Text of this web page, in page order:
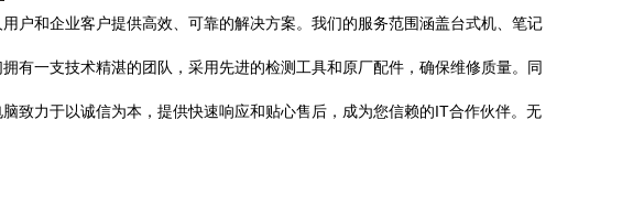
户和企业客户提供高效、可靠的解决方案。我们的服务范围涵盖台式机、笔记
有一支技术精湛的团队，采用先进的检测工具和原厂配件，确保维修质量。同
致力于以诚信为本，提供快速响应和贴心售后，成为您信赖的IT合作伙伴。无